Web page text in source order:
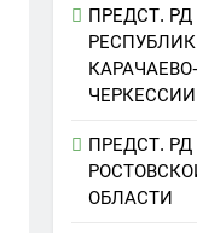
ПРЕДСТ. РД
КАРАЧАЕВО-
ЧЕРКЕССИИ
ПРЕДСТ. РД
ОБЛАСТИ